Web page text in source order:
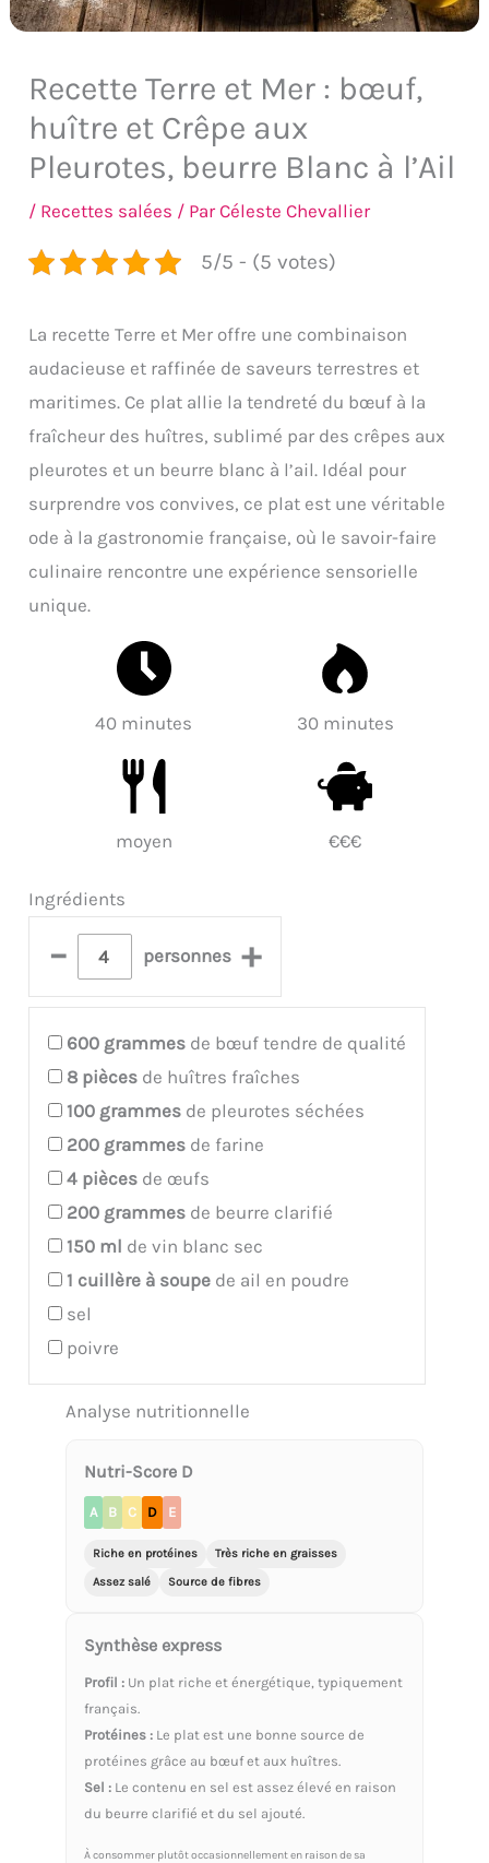
Recette Terre et Mer : bœuf,
huître et Crêpe aux
Pleurotes, beurre Blanc à l’Ail
/ Recettes salées / ParCéleste Chevallier
5/5 - (5 votes)
La recette Terre et Mer offre une combinaison
audacieuse et raffinée de saveurs terrestres et
maritimes. Ce plat allie la tendreté du bœuf à la
fraîcheur des huîtres, sublimé par des crêpes aux
pleurotes et un beurre blanc à l’ail. Idéal pour
surprendre vos convives, ce plat est une véritable
ode à la gastronomie française, où le savoir-faire
culinaire rencontre une expérience sensorielle
unique.
40 minutes 30 minutes
moyen €€€
Ingrédients
– personnes +
600 grammes de bœuf tendre de qualité
8 pièces de huîtres fraîches
100 grammes de pleurotes séchées
200 grammes de farine
4 pièces de œufs
200 grammes de beurre clarifié
150 ml de vin blanc sec
1 cuillère à soupe de ail en poudre
sel
poivre
Analyse nutritionnelle
Nutri-Score D
A B C D E
Riche en protéines
Très riche en graisses
Assez salé
Source de fibres
Synthèse express
Profil : Un plat riche et énergétique, typiquement
français.
Protéines : Le plat est une bonne source de
protéines grâce au bœuf et aux huîtres.
Sel : Le contenu en sel est assez élevé en raison
du beurre clarifié et du sel ajouté.
À consommer plutôt occasionnellement en raison de sa